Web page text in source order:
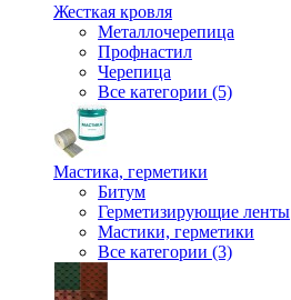
Жесткая кровля
Металлочерепица
Профнастил
Черепица
Все категории (5)
Мастика, герметики
Битум
Герметизирующие ленты
Мастики, герметики
Все категории (3)